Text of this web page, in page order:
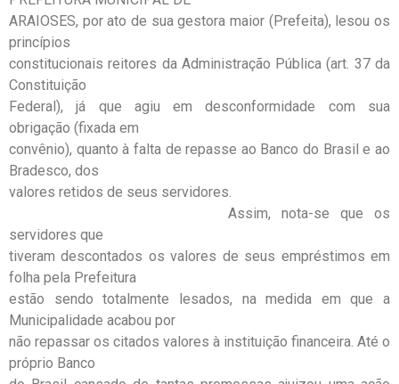
ARAIOSES, por ato de sua gestora maior (Prefeita), lesou os
princípios
constitucionais reitores da Administração Pública (art. 37 da
Constituição
Federal), já que agiu em desconformidade com sua
obrigação (fixada em
convênio), quanto à falta de repasse ao Banco do Brasil e ao
Bradesco, dos
valores retidos de seus servidores.
Assim, nota-se que os
servidores que
tiveram descontados os valores de seus empréstimos em
folha pela Prefeitura
estão sendo totalmente lesados, na medida em que a
Municipalidade acabou por
não repassar os citados valores à instituição financeira. Até o
próprio Banco